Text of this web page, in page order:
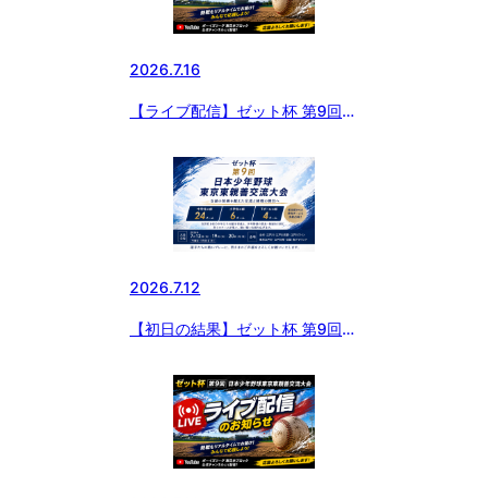
2026.7.16
【ライブ配信】ゼット杯 第9回
2026.7.12
【初日の結果】ゼット杯 第9回